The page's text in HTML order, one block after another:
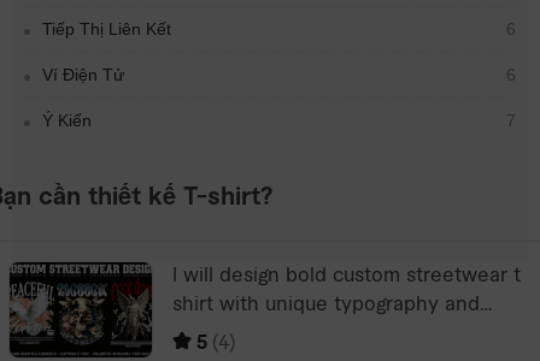
Tiếp Thị Liên Kết 6
Ví Điện Tử 6
Ý Kiến 7